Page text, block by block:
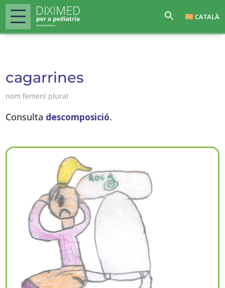
CATALÀ
cagarrines
nom femení plural
Consulta descomposició.